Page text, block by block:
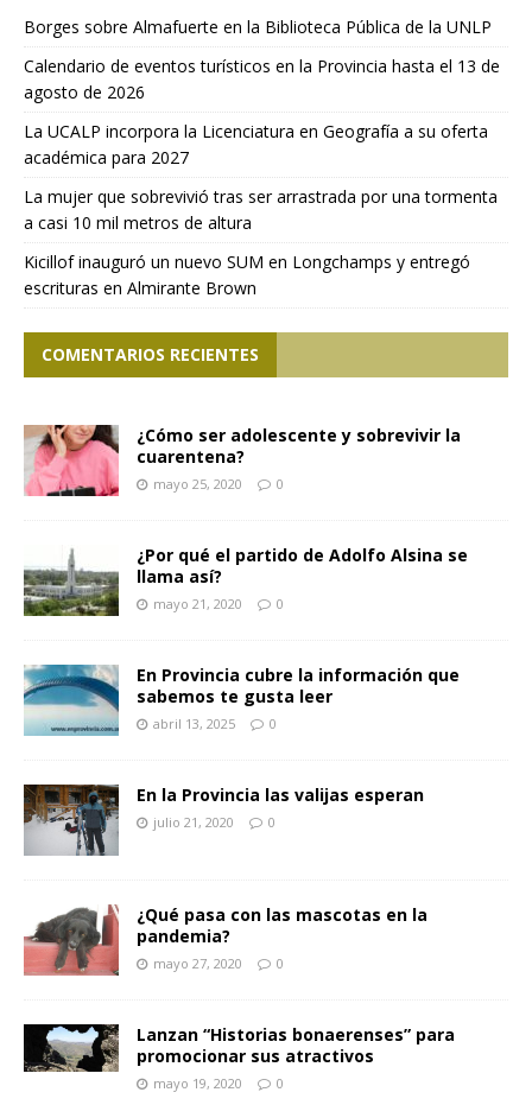
Borges sobre Almafuerte en la Biblioteca Pública de la UNLP
Calendario de eventos turísticos en la Provincia hasta el 13 de
agosto de 2026
La UCALP incorpora la Licenciatura en Geografía a su oferta
académica para 2027
La mujer que sobrevivió tras ser arrastrada por una tormenta
a casi 10 mil metros de altura
Kicillof inauguró un nuevo SUM en Longchamps y entregó
escrituras en Almirante Brown
COMENTARIOS RECIENTES
¿Cómo ser adolescente y sobrevivir la
cuarentena?
mayo 25, 2020 0
¿Por qué el partido de Adolfo Alsina se
llama así?
mayo 21, 2020 0
En Provincia cubre la información que
sabemos te gusta leer
abril 13, 2025 0
En la Provincia las valijas esperan
julio 21, 2020 0
¿Qué pasa con las mascotas en la
pandemia?
mayo 27, 2020 0
Lanzan “Historias bonaerenses” para
promocionar sus atractivos
mayo 19, 2020 0